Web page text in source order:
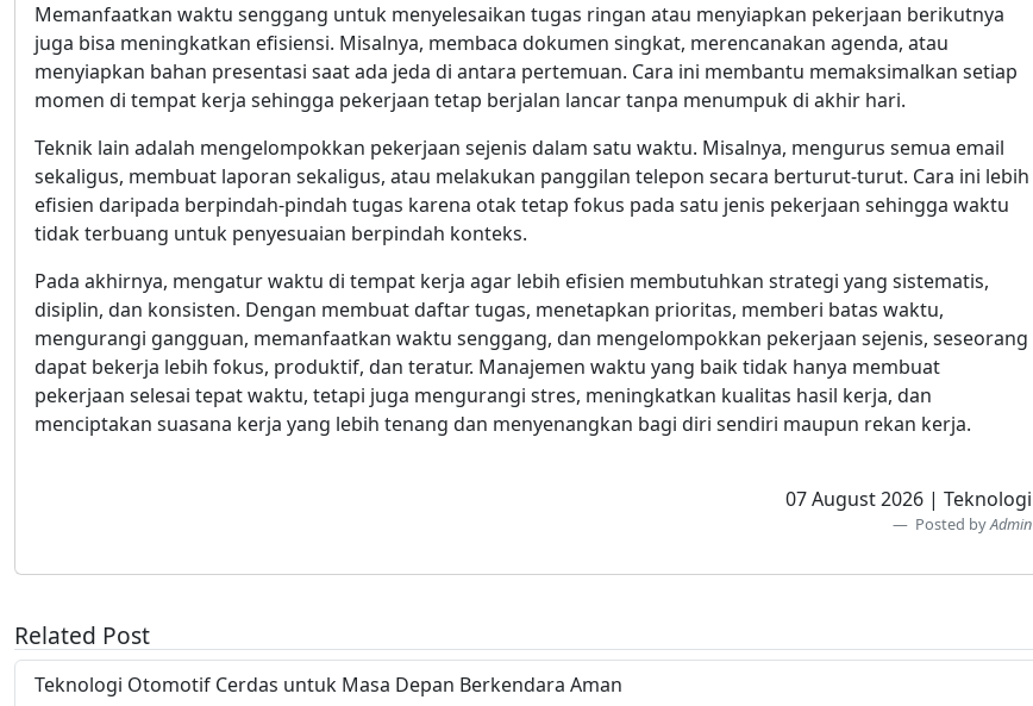
Memanfaatkan waktu senggang untuk menyelesaikan tugas ringan atau menyiapkan pekerjaan berikutnya
juga bisa meningkatkan efisiensi. Misalnya, membaca dokumen singkat, merencanakan agenda, atau
menyiapkan bahan presentasi saat ada jeda di antara pertemuan. Cara ini membantu memaksimalkan setiap
momen di tempat kerja sehingga pekerjaan tetap berjalan lancar tanpa menumpuk di akhir hari.
Teknik lain adalah mengelompokkan pekerjaan sejenis dalam satu waktu. Misalnya, mengurus semua email
sekaligus, membuat laporan sekaligus, atau melakukan panggilan telepon secara berturut-turut. Cara ini lebih
efisien daripada berpindah-pindah tugas karena otak tetap fokus pada satu jenis pekerjaan sehingga waktu
tidak terbuang untuk penyesuaian berpindah konteks.
Pada akhirnya, mengatur waktu di tempat kerja agar lebih efisien membutuhkan strategi yang sistematis,
disiplin, dan konsisten. Dengan membuat daftar tugas, menetapkan prioritas, memberi batas waktu,
mengurangi gangguan, memanfaatkan waktu senggang, dan mengelompokkan pekerjaan sejenis, seseorang
dapat bekerja lebih fokus, produktif, dan teratur. Manajemen waktu yang baik tidak hanya membuat
pekerjaan selesai tepat waktu, tetapi juga mengurangi stres, meningkatkan kualitas hasil kerja, dan
menciptakan suasana kerja yang lebih tenang dan menyenangkan bagi diri sendiri maupun rekan kerja.
07 August 2026 | Teknologi
Posted byAdmin
Related Post
Teknologi Otomotif Cerdas untuk Masa Depan Berkendara Aman